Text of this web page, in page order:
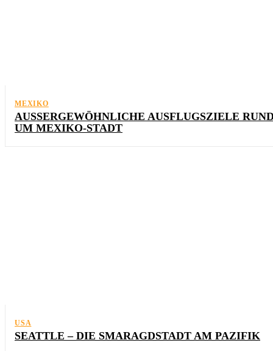
MEXIKO
AUSSERGEWÖHNLICHE AUSFLUGSZIELE RUND
M MEXIKO-STADT
USA
SEATTLE – DIE SMARAGDSTADT AM PAZIFIK